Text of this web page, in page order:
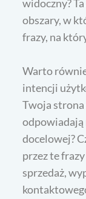
widoczny?
obszary, w
frazy, na
Warto
intencji
Twoja
odpowiadają
docelowej?
przez te
sprzedaż,